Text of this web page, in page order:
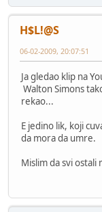
H$L!@S
06-02-2009, 20:07:51
Ja gledao klip na
Walton Simons
rekao...
E jedino lik, koji
da mora da umre.
Mislim da svi ostali